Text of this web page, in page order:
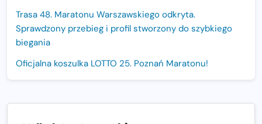
Trasa 48. Maratonu Warszawskiego odkryta.
Sprawdzony przebieg i profil stworzony do szybkiego
biegania
Oficjalna koszulka LOTTO 25. Poznań Maratonu!